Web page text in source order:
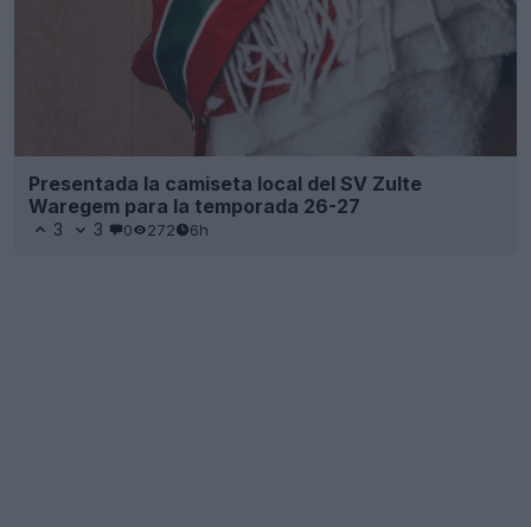
Presentada la camiseta local del SV Zulte
Waregem para la temporada 26-27
3 3 0 272 6h